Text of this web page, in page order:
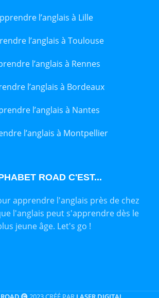
l’anglais à Lille
l’anglais à Toulouse
l’anglais à Rennes
l’anglais à Bordeaux
l’anglais à Nantes
l’anglais à Montpellier
ROAD C'EST...
apprendre l'anglais près de chez
l'anglais peut s'apprendre dès le
jeune âge. Let's go !